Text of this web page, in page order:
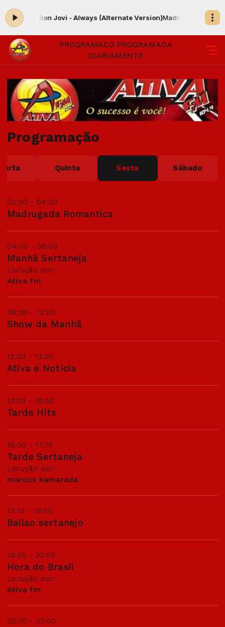
agora: Bon Jovi - Always (Alternate Version)Madrugada
PROGRAMACO PROGRAMADA
DIARIAMENTE
Programação
Quinta Sexta Sábado
00:00 - 04:00
Madrugada Romantica
04:00 - 08:00
Manhã Sertaneja
Locução por:
Ativa fm
08:00 - 12:00
Show da Manhã
12:00 - 13:00
Ativa é Notícia
13:00 - 16:00
Tarde Hits
16:00 - 17:15
Tarde Sertaneja
Locução por:
marcos kamarada
17:15 - 19:00
Bailao sertanejo
19:00 - 20:00
Hora do Brasil
Locução por:
Ativa fm
20:00 - 22:00